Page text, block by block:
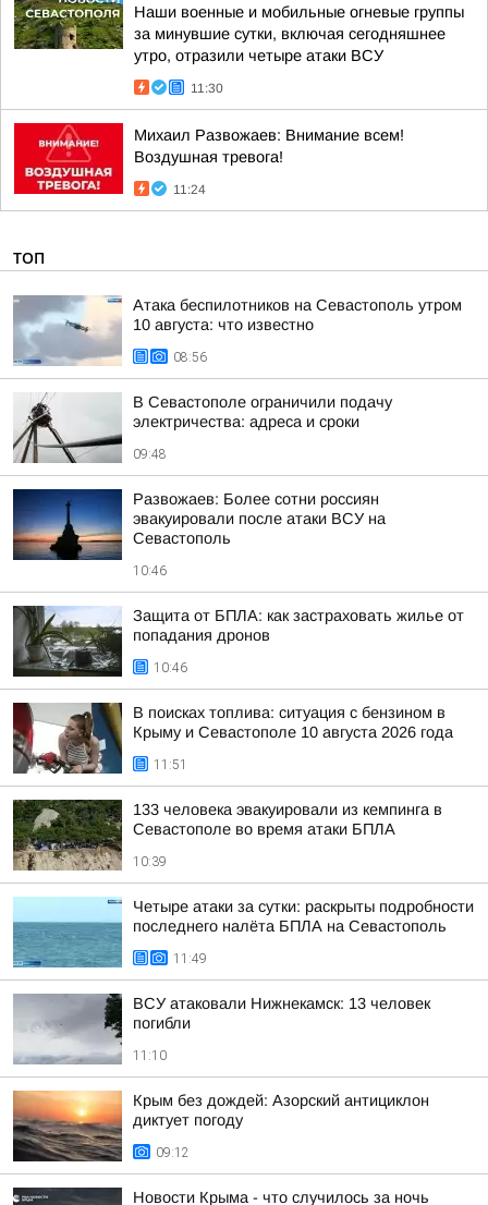
Наши военные и мобильные огневые группы
за минувшие сутки, включая сегодняшнее
утро, отразили четыре атаки ВСУ
11:30
Михаил Развожаев: Внимание всем!
Воздушная тревога!
11:24
ТОП
Атака беспилотников на Севастополь утром
10 августа: что известно
08:56
В Севастополе ограничили подачу
электричества: адреса и сроки
09:48
Развожаев: Более сотни россиян
эвакуировали после атаки ВСУ на
Севастополь
10:46
Защита от БПЛА: как застраховать жилье от
попадания дронов
10:46
В поисках топлива: ситуация с бензином в
Крыму и Севастополе 10 августа 2026 года
11:51
133 человека эвакуировали из кемпинга в
Севастополе во время атаки БПЛА
10:39
Четыре атаки за сутки: раскрыты подробности
последнего налёта БПЛА на Севастополь
11:49
ВСУ атаковали Нижнекамск: 13 человек
погибли
11:10
Крым без дождей: Азорский антициклон
диктует погоду
09:12
Новости Крыма - что случилось за ночь